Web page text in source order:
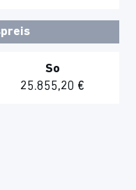
So
25.855,20 €